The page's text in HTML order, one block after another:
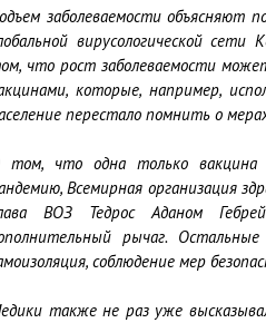
заболеваемости объясняют
вирусологической
что рост заболеваемости
которые, например,
перестало помнить о
том, что одна только вакцина
Всемирная организация
ВОЗ Тедрос Аданом
рычаг.
соблюдение мер
также не раз уже